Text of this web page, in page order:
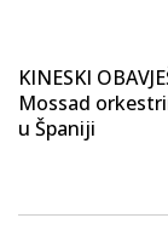
KINESKI
Mossad
u Španiji